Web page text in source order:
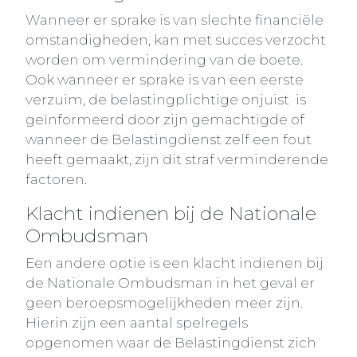
Wanneer er sprake is van slechte financiële
omstandigheden, kan met succes verzocht
worden om vermindering van de boete.
Ook wanneer er sprake is van een eerste
verzuim, de belastingplichtige onjuist is
geïnformeerd door zijn gemachtigde of
wanneer de Belastingdienst zelf een fout
heeft gemaakt, zijn dit straf verminderende
factoren.
Klacht indienen bij de Nationale
Ombudsman
Een andere optie is een klacht indienen bij
de Nationale Ombudsman in het geval er
geen beroepsmogelijkheden meer zijn.
Hierin zijn een aantal spelregels
opgenomen waar de Belastingdienst zich